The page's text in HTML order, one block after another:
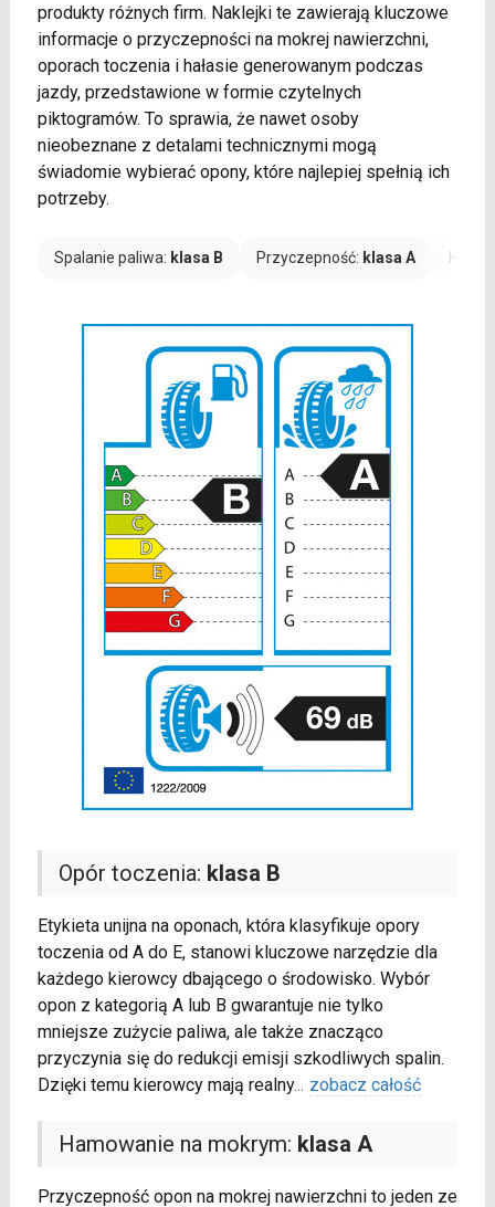
produkty różnych firm. Naklejki te zawierają kluczowe
informacje o przyczepności na mokrej nawierzchni,
oporach toczenia i hałasie generowanym podczas
jazdy, przedstawione w formie czytelnych
piktogramów. To sprawia, że nawet osoby
nieobeznane z detalami technicznymi mogą
świadomie wybierać opony, które najlepiej spełnią ich
potrzeby.
Spalanie paliwa: klasa B Przyczepność: klasa A Hałas:
Opór toczenia: klasa B
Etykieta unijna na oponach, która klasyfikuje opory
toczenia od A do E, stanowi kluczowe narzędzie dla
każdego kierowcy dbającego o środowisko. Wybór
opon z kategorią A lub B gwarantuje nie tylko
mniejsze zużycie paliwa, ale także znacząco
przyczynia się do redukcji emisji szkodliwych spalin.
Dzięki temu kierowcy mają realny... zobacz całość
Hamowanie na mokrym: klasa A
Przyczepność opon na mokrej nawierzchni to jeden ze